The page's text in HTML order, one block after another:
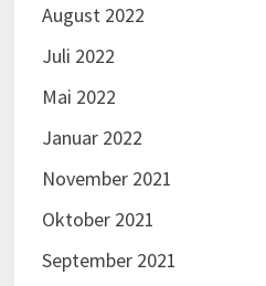
August 2022
Juli 2022
Mai 2022
Januar 2022
November 2021
Oktober 2021
September 2021